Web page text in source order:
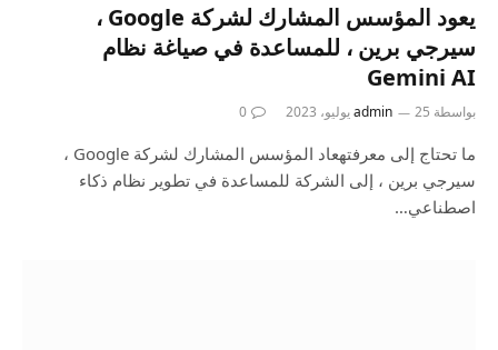
يعود المؤسس المشارك لشركة Google ،
سيرجي برين ، للمساعدة في صياغة نظام
Gemini AI
بواسطة admin 25 يوليو، 2023 0
ما تحتاج إلى معرفتهعاد المؤسس المشارك لشركة Google ،
سيرجي برين ، إلى الشركة للمساعدة في تطوير نظام ذكاء
اصطناعي…